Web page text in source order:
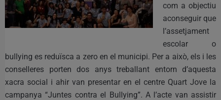
com a objectiu
aconseguir que
l’assetjament
escolar o
bullying es reduïsca a zero en el municipi. Per a això, els i les
conselleres porten dos anys treballant entorn d’aquesta
xacra social i ahir van presentar en el centre Quart Jove la
campanya “Juntes contra el Bullying”. A l’acte van assistir